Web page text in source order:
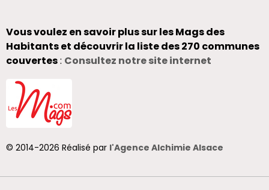
Vous voulez en savoir plus sur les Mags des
Habitants et découvrir la liste des 270 communes
couvertes: Consultez notre site internet
© 2014-2026 Réalisé par l'Agence Alchimie Alsace